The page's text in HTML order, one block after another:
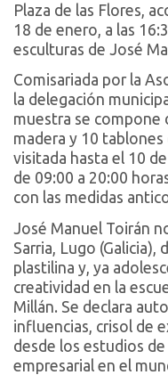
Plaza de las Flores,
18 de enero, a las
esculturas de José
Comisariada por la
la delegación
muestra se compone
madera y 10
visitada hasta el 10
de 09:00 a 20:00
con las medidas
José Manuel Toirán
Sarria, Lugo (Galicia),
plastilina y, ya
creatividad en la
Millán. Se declara
influencias, crisol de
desde los estudios
empresarial en el